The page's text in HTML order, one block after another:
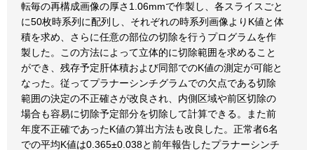
転毎の再構成画像の厚さ1.06mmで作製し、各スライスごと
に50枚時系列に配列し、それぞれの時系列画像よりK値と体
積を求め、さらに任意の部位の切除を行うプログラムを作
製した。この方法によって立体的に切除範囲を求めること
ができ、残存予定肝体積および同部でのK値の測定が可能と
なった。従ってプラナーシンチグラムでの欠点である切除
範囲の決定の不正確さが改良され、内側区域や前区切除の
場合も容易に切除予定部分を切除して計算できる。また前
年度不正確であったK値の算出方法も改良した。正常者6名
での平均K値は0.365±0.038と前年報告したプラナーシンチ